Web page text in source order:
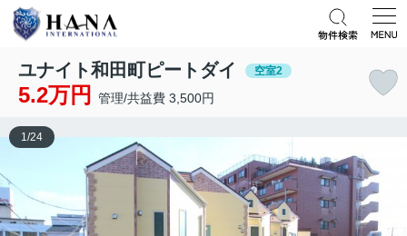
ユナイト和田町ピートダイ 空室2
5.2万円 管理/共益費 3,500円
1/24